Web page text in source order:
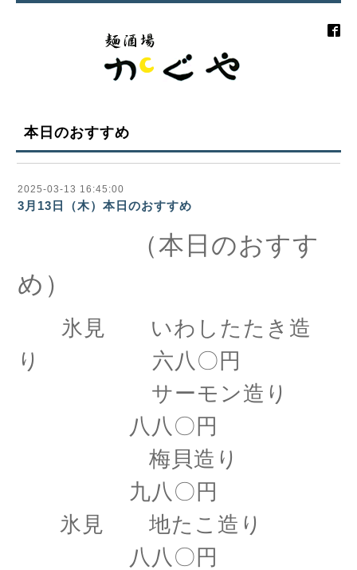
本日のおすすめ
2025-03-13 16:45:00
3月13日（木）本日のおすすめ
（本日のおすす
め）
氷見 いわしたたき造
り 六八〇円
サーモン造り
八八〇円
梅貝造り
九八〇円
氷見 地たこ造り
八八〇円